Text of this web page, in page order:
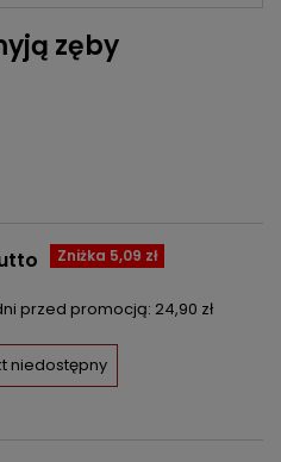
zęby
Zniżka 5,09 zł
przed promocją: 24,90 zł
niedostępny